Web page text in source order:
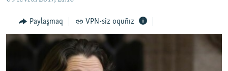
MEDENİYET
İNSAN AQLARI
VİDEO
Paylaşmaq VPN-siz oquñız